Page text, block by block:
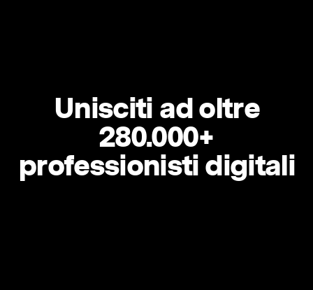
Unisciti ad oltre
280.000+
professionisti digitali